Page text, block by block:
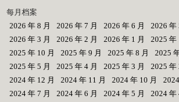
每月档案
2026 年 8 月
2026 年 7 月 2026 年 6 月 2026 年
2026 年 3 月
2026 年 2 月 2026 年 1 月 2025 年
2025 年 10 月
2025 年 9 月 2025 年 8 月 2025
2025 年 5 月
2025 年 4 月 2025 年 3 月 2025 年
2024 年 12 月
2024 年 11 月 2024 年 10 月
2024 年 7 月
2024 年 6 月 2024 年 5 月 2024 年